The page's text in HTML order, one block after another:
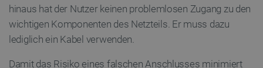
hinaus hat der Nutzer keinen problemlosen Zugang zu den
wichtigen Komponenten des Netzteils. Er muss dazu
lediglich ein Kabel verwenden.
Damit das Risiko eines falschen Anschlusses minimiert
critAccountId botland.de